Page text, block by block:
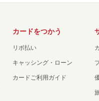
カードをつかう
リボ払い
キャッシング・ローン
カードご利用ガイド